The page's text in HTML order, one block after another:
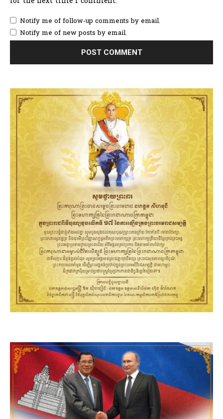
Notify me of follow-up comments by email.
Notify me of new posts by email.